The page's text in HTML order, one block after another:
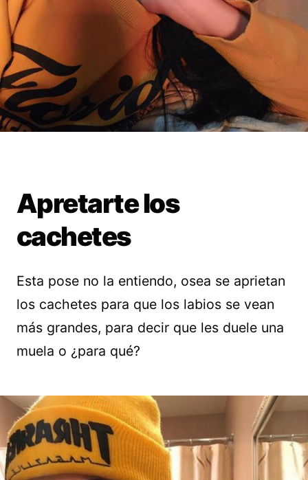
Apretarte los
cachetes
Esta pose no la entiendo, osea se aprietan
los cachetes para que los labios se vean
más grandes, para decir que les duele una
muela o ¿para qué?